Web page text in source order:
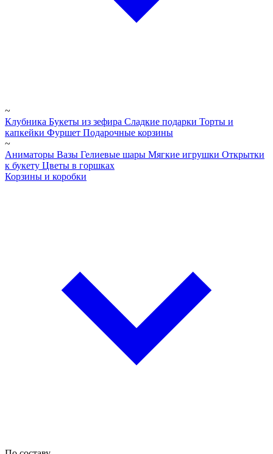
~
Клубника Букеты из зефира Сладкие подарки Торты и
капкейки Фуршет Подарочные корзины
~
Аниматоры Вазы Гелиевые шары Мягкие игрушки Открытки
к букету Цветы в горшках
Корзины и коробки